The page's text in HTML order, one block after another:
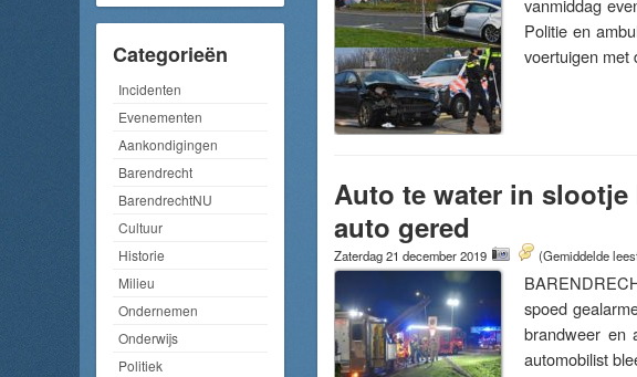
Categorieën
Incidenten
Evenementen
Aankondigingen
Barendrecht
BarendrechtNU
Cultuur
Historie
Milieu
Ondernemen
Onderwijs
Politiek
vanmiddag
Politie en
voertuigen
Auto te water in
auto gered
Zaterdag 21 december 2019 (Gemiddelde
spoed
brandweer en
automobilist